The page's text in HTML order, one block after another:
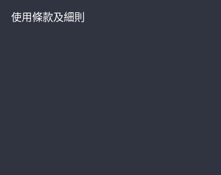
使用條款及細則